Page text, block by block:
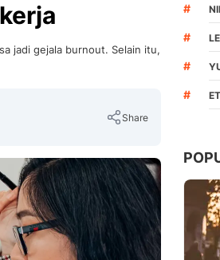
jadi gejala burnout. Selain itu,
Share
Copy Link
#
#
#
#